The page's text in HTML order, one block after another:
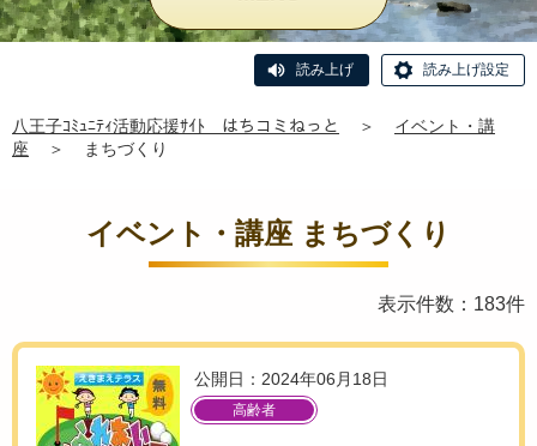
読み上げ 読み上げ設定
八王子ｺﾐｭﾆﾃｨ活動応援ｻｲﾄ はちコミねっと ＞
イベント・講
座
＞ まちづくり
イベント・講座 まちづくり
表示件数：183件
公開日：2024年06月18日
高齢者